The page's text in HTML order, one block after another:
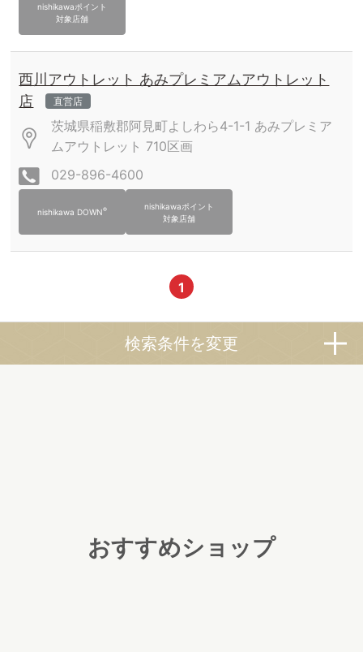
nishikawaポイント
対象店舗
西川アウトレット あみプレミアムアウトレット
店
直営店
茨城県稲敷郡阿見町よしわら4-1-1 あみプレミア
ムアウトレット 710区画
029-896-4600
nishikawa DOWN®
nishikawaポイント
対象店舗
1
検索条件を変更
おすすめショップ